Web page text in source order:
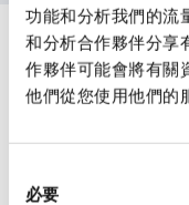
功能和分析我們的流
和分析合作夥伴分享
作夥伴可能會將有關
他們從您使用他們的
必要
規格
審美規範